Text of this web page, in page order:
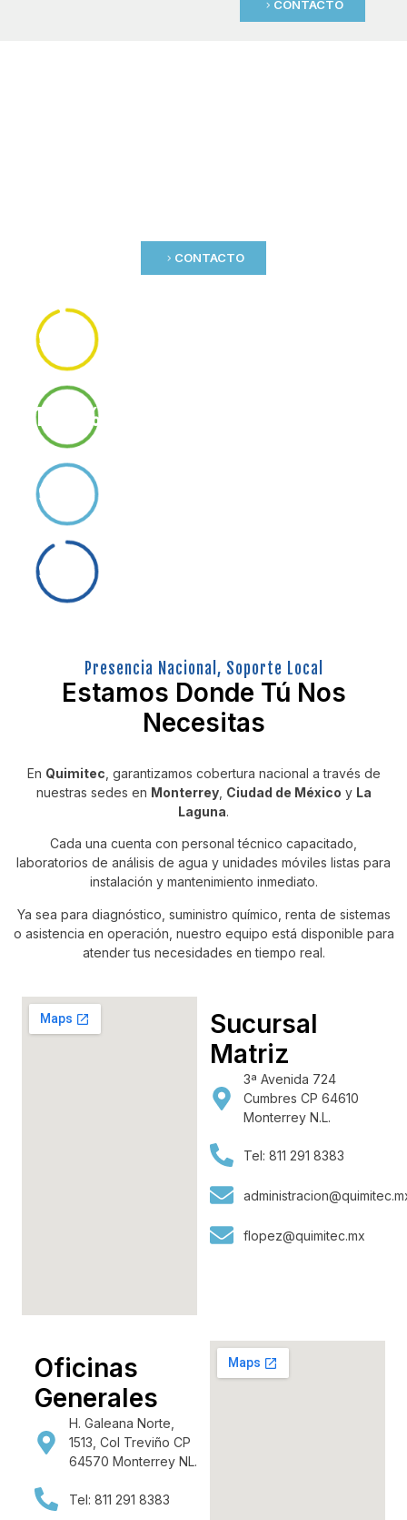
CONTACTO
CONTACTO
95%
100%
99%
92%
Presencia Nacional, Soporte Local
Estamos Donde Tú Nos
Necesitas
En Quimitec , garantizamos cobertura nacional a través de
nuestras sedes en Monterrey, Ciudad de México y La
Laguna.
Cada una cuenta con personal técnico capacitado,
laboratorios de análisis de agua y unidades móviles listas para
instalación y mantenimiento inmediato.
Ya sea para diagnóstico, suministro químico, renta de sistemas
o asistencia en operación, nuestro equipo está disponible para
atender tus necesidades en tiempo real.
Sucursal
Matriz
3ª Avenida 724
Cumbres CP 64610
Monterrey N.L.
Tel: 811 291 8383
flopez@quimitec.mx
Oficinas
Generales
H. Galeana Norte,
1513, Col Treviño CP
64570 Monterrey NL.
Tel: 811 291 8383